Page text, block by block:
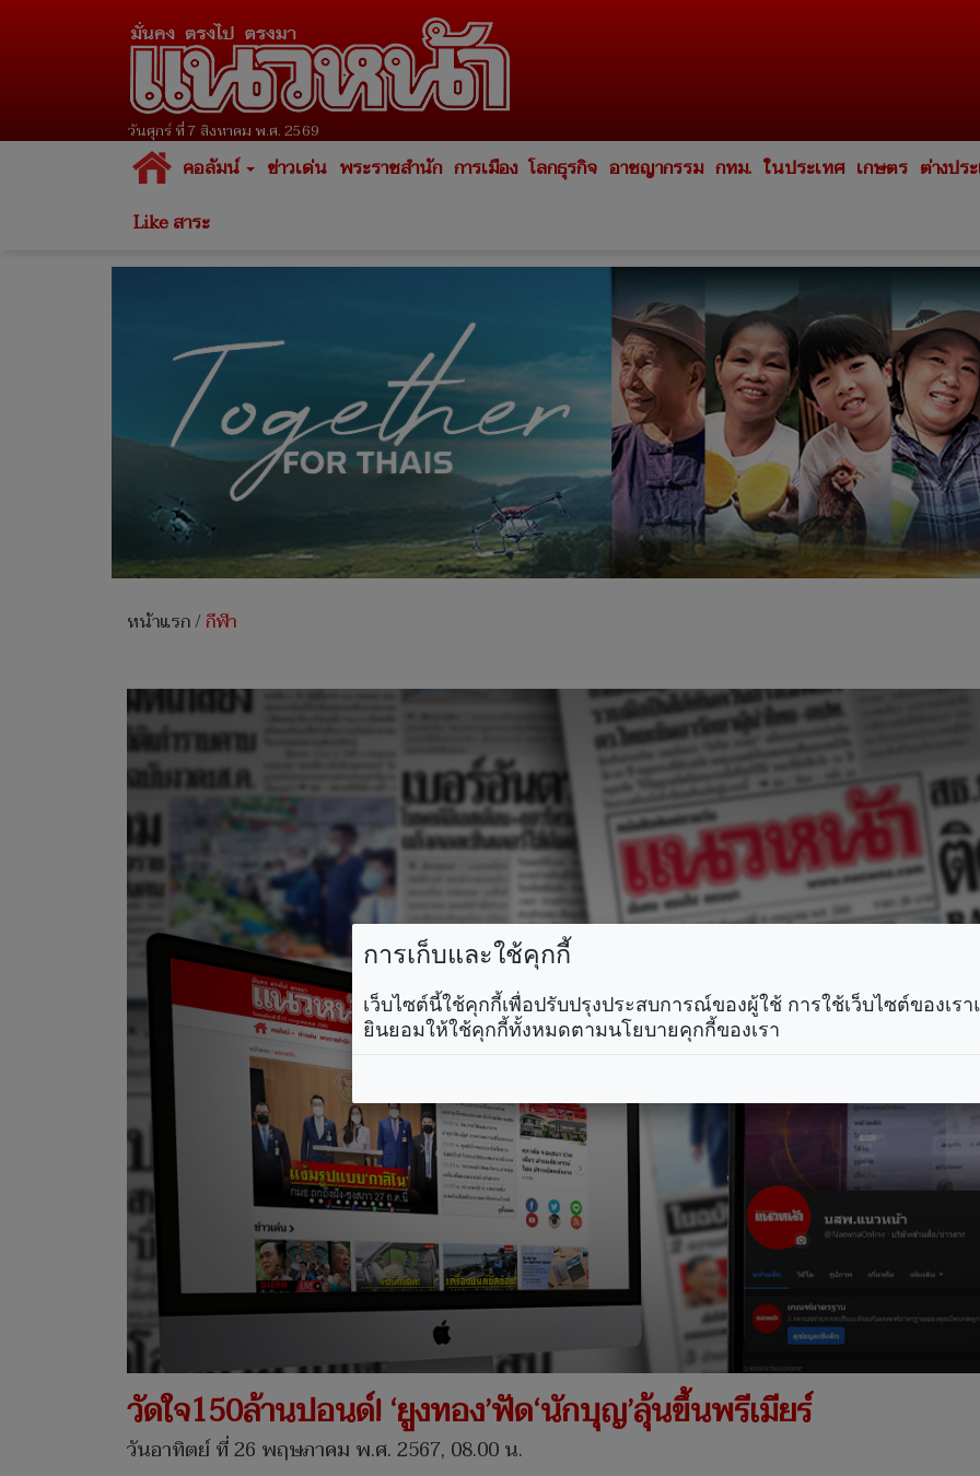
วันศุกร์ ที่ 7 สิงหาคม พ.ศ. 2569
คอลัมน์ ข่าวเด่น พระราชสำนัก การเมือง โลกธุรกิจ อาชญากรรม กทม. ในประเทศ เกษตร ต่างปร
Like สาระ
หน้าแรก/กีฬา
วัดใจ150ล้านปอนด์! ‘ยูงทอง’ฟัด‘นักบุญ’ลุ้นขึ้นพรีเมียร์
วันอาทิตย์ ที่ 26 พฤษภาคม พ.ศ. 2567, 08.00 น.
การเก็บและใช้คุกกี้
เว็บไซต์นี้ใช้คุกกี้เพื่อปรับปรุงประสบการณ์ของผู้ใช้ การใช้เว็บไซต์ของเร
ยินยอมให้ใช้คุกกี้ทั้งหมดตามนโยบายคุกกี้ของเรา